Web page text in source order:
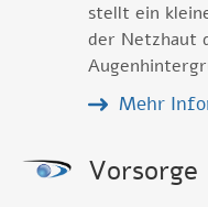
stellt ein
der Netzhaut
Mehr
Vorsorge